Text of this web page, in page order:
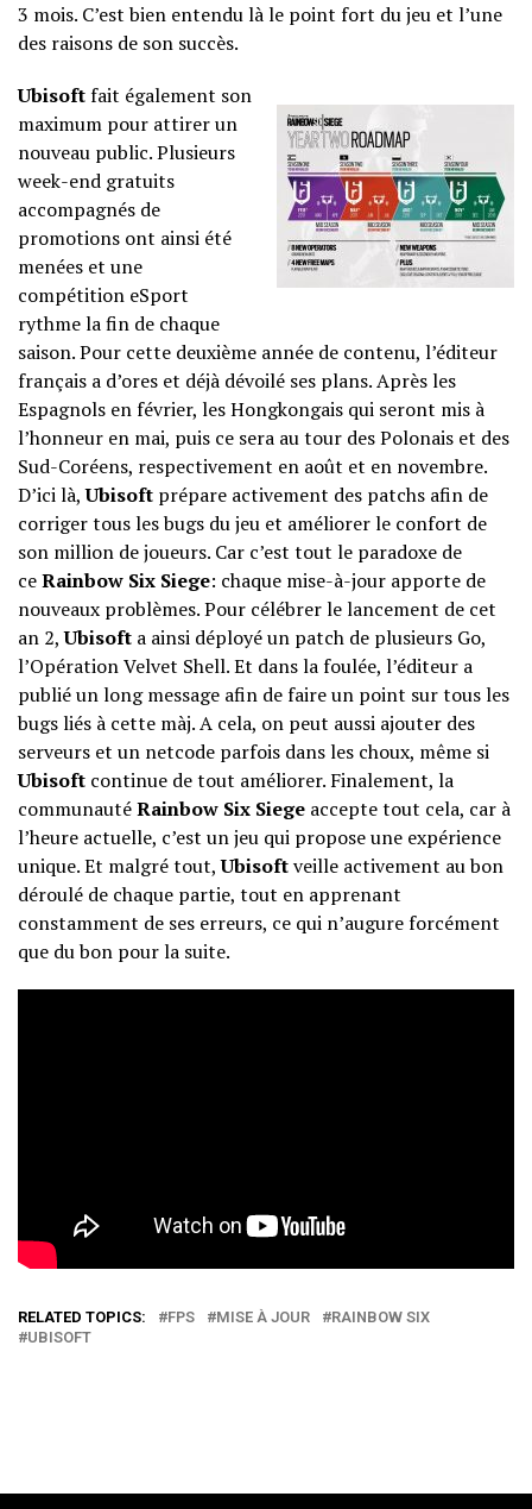
3 mois. C’est bien entendu là le point fort du jeu et l’une
des raisons de son succès.
Ubisoftfait également son
maximum pour attirer un
nouveau public. Plusieurs
week-end gratuits
accompagnés de
promotions ont ainsi été
menées et une
compétition eSport
rythme la fin de chaque
saison. Pour cette deuxième année de contenu, l’éditeur
français a d’ores et déjà dévoilé ses plans. Après les
Espagnols en février, les Hongkongais qui seront mis à
l’honneur en mai, puis ce sera au tour des Polonais et des
Sud-Coréens, respectivement en août et en novembre.
D’ici là,Ubisoft prépare activement des patchs afin de
corriger tous les bugs du jeu et améliorer le confort de
son million de joueurs. Car c’est tout le paradoxe de
ceRainbow Six Siege: chaque mise-à-jour apporte de
nouveaux problèmes. Pour célébrer le lancement de cet
an 2,Ubisoft a ainsi déployé un patch de plusieurs Go,
l’Opération Velvet Shell. Et dans la foulée, l’éditeur a
publié unlong message afin de faire un point sur tous les
bugs liés à cette màj. A cela, on peut aussi ajouter des
serveurs et un netcode parfois dans les choux, même si
Ubisoft continue de tout améliorer. Finalement, la
communautéRainbow Six Siege accepte tout cela, car à
l’heure actuelle, c’est un jeu qui propose une expérience
unique. Et malgré tout,Ubisoftveille activement au bon
déroulé de chaque partie, tout en apprenant
constamment de ses erreurs, ce qui n’augure forcément
que du bon pour la suite.
RELATED TOPICS: FPS MISE À JOUR
RAINBOW SIX
UBISOFT